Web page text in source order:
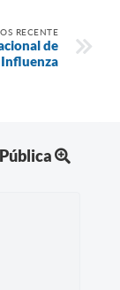
RECENTE
de